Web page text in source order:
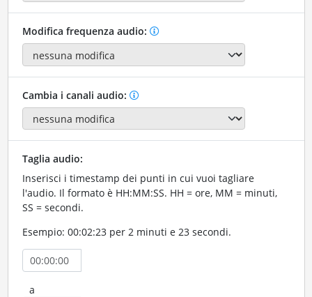
Modifica frequenza audio:
Cambia i canali audio:
Taglia audio:
Inserisci i timestamp dei punti in cui vuoi tagliare
l'audio. Il formato è HH:MM:SS. HH = ore, MM = minuti,
SS = secondi.
Esempio: 00:02:23 per 2 minuti e 23 secondi.
a